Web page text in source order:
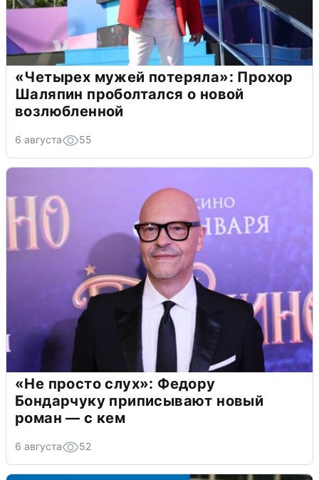
«Четырех мужей потеряла»: Прохор
Шаляпин проболтался о новой
возлюбленной
6 августа 55
«Не просто слух»: Федору
Бондарчуку приписывают новый
роман — с кем
6 августа 52